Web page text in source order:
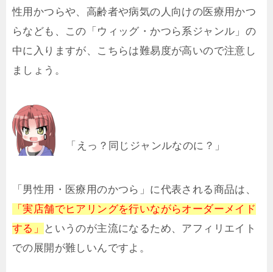
性用かつらや、高齢者や病気の人向けの医療用かつ
らなども、この「ウィッグ・かつら系ジャンル」の
中に入りますが、こちらは難易度が高いので注意し
ましょう。
「えっ？同じジャンルなのに？」
「男性用・医療用のかつら」に代表される商品は、
「実店舗でヒアリングを行いながらオーダーメイド
する」
というのが主流になるため、アフィリエイト
での展開が難しいんですよ。